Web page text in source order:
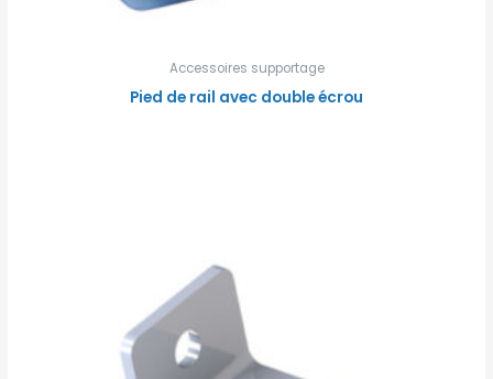
Accessoires supportage
Pied de rail avec double écrou